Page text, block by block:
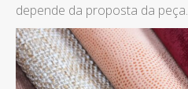
depende da proposta da peça.